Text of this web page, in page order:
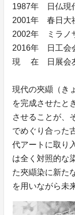
1987年 日仏現
2001年 春日大
2002年 ミラノ
2016年 日工会
現 在 日展会
現代の夾纈（き
を完成させたと
させることが、
でめぐり合った
代アートに取り
は全く対照的な
た夾纈染に新た
を用いながら未